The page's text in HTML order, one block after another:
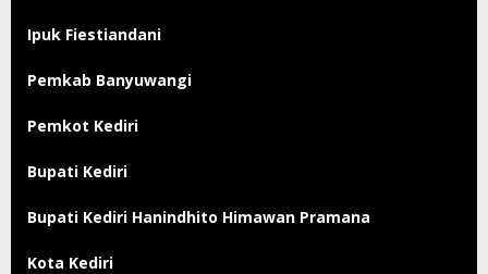
Ipuk Fiestiandani
Pemkab Banyuwangi
Pemkot Kediri
Bupati Kediri
Bupati Kediri Hanindhito Himawan Pramana
Kota Kediri